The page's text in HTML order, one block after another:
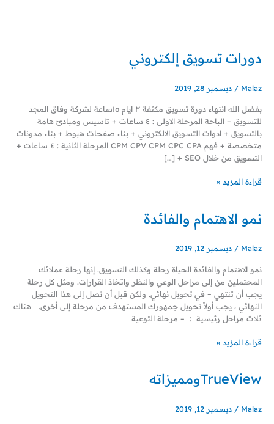
دورات تسويق إلكتروني
Malaz
/ ديسمبر 28, 2019
بفضل الله انتهاء دورة تسويق مكثفة ٣ ايام ١٥ساعة لشركة وفاق المجد
للتسويق – الباحة المرحلة الاولى : ٤ ساعات + تاسيس ومبادئ هامة
بالتسويق + ادوات التسويق الالكتروني + بناء صفحات هبوط + بناء مدونات
متخصصة + فهم CPM CPV CPM CPC CPA المرحلة الثانية : ٤ ساعات +
التسويق من خلال SEO + […]
دورات
تسويق
قراءة المزيد »
نمو الاهتمام والفائدة
Malaz
/ ديسمبر 12, 2019
نمو الاهتمام والفائدة الحياة رحلة وكذلك التسويق. إنها رحلة عملائك
المحتملين من إلى مراحل الوعي والنظر واتخاذ القرارات. ومثل كل رحلة
يجب أن تنتهي – في تحويل نهائي. ولكن قبل أن تصل إلى هذا التحويل
النهائي ، يجب أولاً تحويل جمهورك المستهدف من مرحلة إلى أخرى. هناك
ثلاث مراحل رئيسية : – مرحلة التوعية
نمو
الاهتمام
قراءة المزيد »
TrueViewومميزاته
Malaz
/ ديسمبر 12, 2019
TrueViewومميزاته